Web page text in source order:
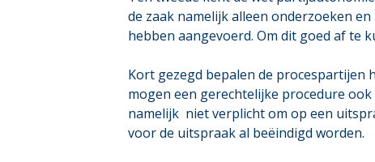
de zaak namelijk alleen onderzoeken
hebben aangevoerd. Om dit goed af te
Kort gezegd bepalen de procespartijen
mogen een gerechtelijke procedure
namelijk niet verplicht om op een
voor de uitspraak al beëindigd worden.